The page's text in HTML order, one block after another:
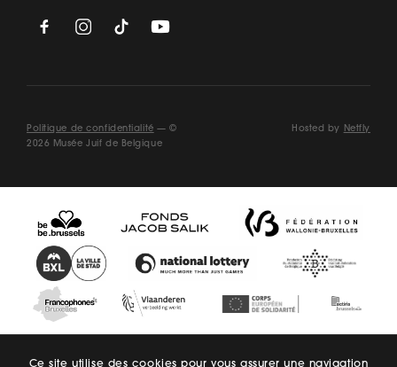
Politique de confidentialité — ©
2026 Musée Juif de Belgique
Hosted by Netfly
Ce site utilise des cookies pour vous assurer une navigation